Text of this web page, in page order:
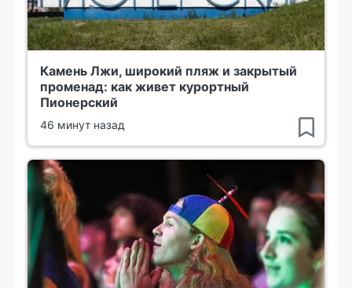
Камень Лжи, широкий пляж и закрытый
променад: как живет курортный
Пионерский
46 минут назад